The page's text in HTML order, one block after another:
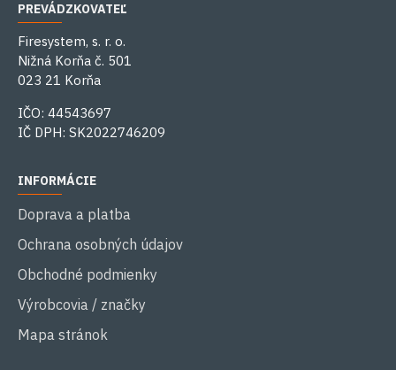
PREVÁDZKOVATEĽ
Firesystem, s. r. o.
Nižná Korňa č. 501
023 21 Korňa
IČO: 44543697
IČ DPH: SK2022746209
INFORMÁCIE
Doprava a platba
Ochrana osobných údajov
Obchodné podmienky
Výrobcovia / značky
Mapa stránok